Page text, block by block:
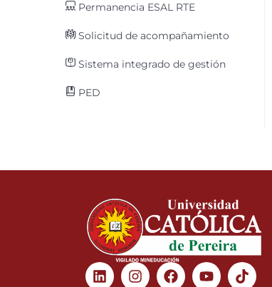
Permanencia ESAL RTE
Solicitud de acompañamiento
Sistema integrado de gestión
PED
LinkedinInstagram
Facebook
Youtube